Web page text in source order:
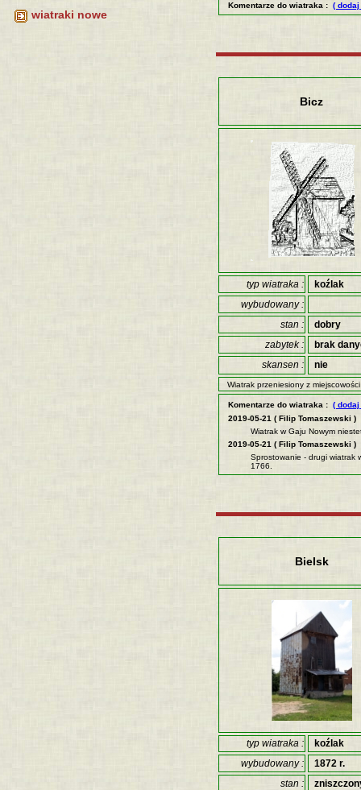
wiatraki nowe
Komentarze do wiatraka : (
Bicz
typ wiatraka :
koźlak
wybudowany :
stan :
dobry
zabytek :
brak
skansen :
nie
Wiatrak przeniesiony z
Komentarze do wiatraka : (
2019-05-21 ( Filip Tomaszewski )
Wiatrak w Gaju Nowym
2019-05-21 ( Filip Tomaszewski )
Sprostowanie - drugi wiatrak
1766.
Bielsk
typ wiatraka :
koźlak
wybudowany :
1872 r.
stan :